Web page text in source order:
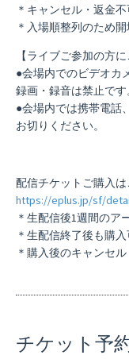
＊キャンセル・返金
＊入場順整列のため
【ライブご参加の方
●会場内でのビデオカ
録画・録音は禁止です
●会場内では携帯電話
お切りください。
配信チケットご購入は
https://eplus.jp/sf/
＊生配信後1週間のア
＊生配信終了後も購
＊購入後のキャンセ
チケット予